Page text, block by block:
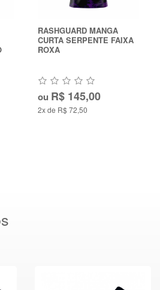
RASHGUARD MANGA
CURTA SERPENTE FAIXA
ROXA
ou R$ 145,00
2x de R$ 72,50